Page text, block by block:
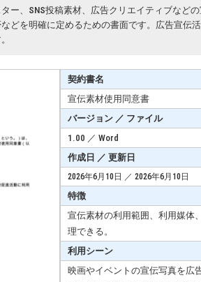
ー、SNS投稿素材、広告クリエイティブなど
どを明確に定めるための書面です。広告宣伝
契約書名
宣伝素材使用同意書
バージョン ／ ファイル
1.00 ／ Word
作成日 ／ 更新日
2026年6月10日 ／ 2026年6月10日
特徴
宣伝素材の利用範囲、利用媒体
理できる。
利用シーン
映画やイベントの宣伝写真を広